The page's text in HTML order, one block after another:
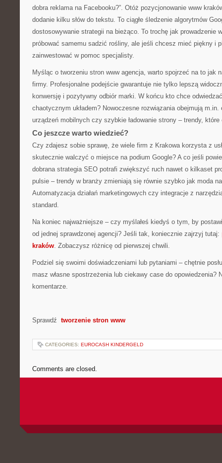
dobra reklama na Facebooku?”. Otóż pozycjonowanie www
dodanie kilku słów do tekstu. To ciągłe śledzenie algorytmów
dostosowywanie strategii na bieżąco. To trochę jak prowadzenie
próbować samemu sadzić rośliny, ale jeśli chcesz mieć piękny i
zainwestować w pomoc specjalisty.
Myśląc o tworzeniu stron www agencja, warto spojrzeć na to jak
firmy. Profesjonalne podejście gwarantuje nie tylko lepszą
konwersję i pozytywny odbiór marki. W końcu kto chce
chaotycznym układem? Nowoczesne rozwiązania obejmują
urządzeń mobilnych czy szybkie ładowanie strony – trendy,
Co jeszcze warto wiedzieć?
Czy zdajesz sobie sprawę, że wiele firm z Krakowa korzysta z
skutecznie walczyć o miejsce na podium Google? A co jeśli
dobrana strategia SEO potrafi zwiększyć ruch nawet o kilkaset
pulsie – trendy w branży zmieniają się równie szybko jak moda
Automatyzacja działań marketingowych czy integracje z
standard.
Na koniec najważniejsze – czy myślałeś kiedyś o tym, by
od jednej sprawdzonej agencji? Jeśli tak, koniecznie zajrzyj tutaj:
kraków. Zobaczysz różnicę od pierwszej chwili.
Podziel się swoimi doświadczeniami lub pytaniami – chętnie
masz własne spostrzeżenia lub ciekawy case do opowiedzenia?
komentarze.
Sprawdź tworzenie stron www
CATEGORIES: EUROCASH KINDERGELD
Comments are closed.